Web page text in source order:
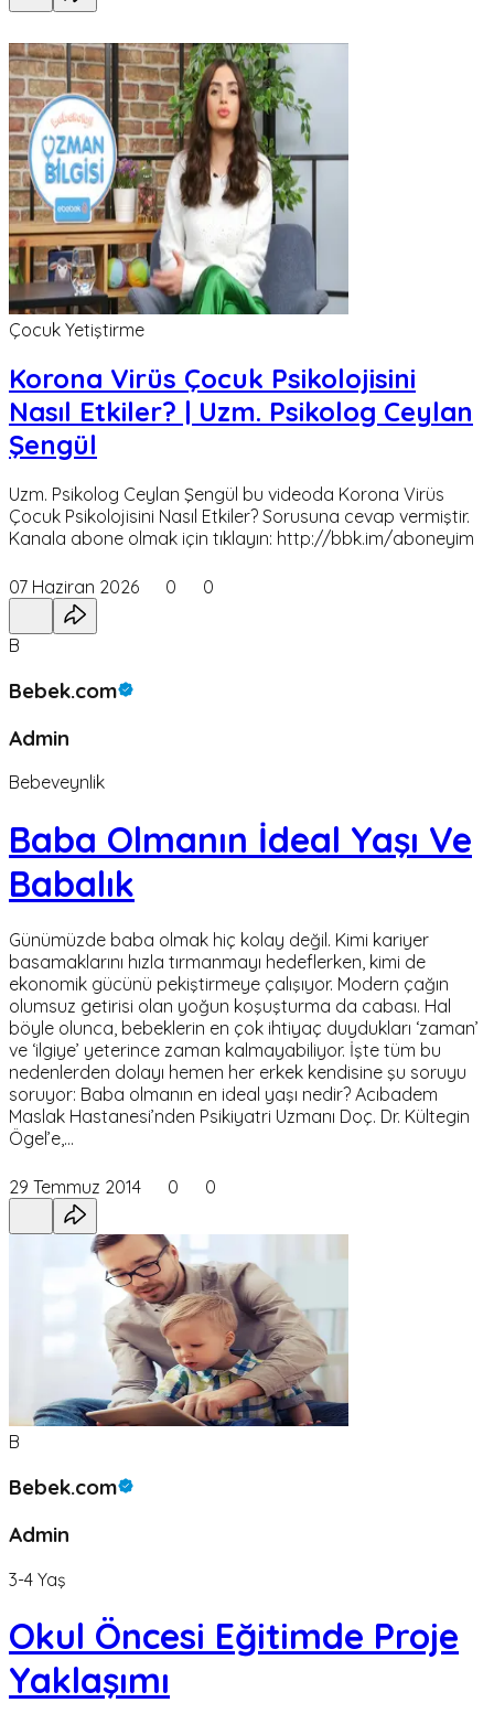
Çocuk Yetiştirme
Korona Virüs Çocuk Psikolojisini
Nasıl Etkiler? | Uzm. Psikolog Ceylan
Şengül
Uzm. Psikolog Ceylan Şengül bu videoda Korona Virüs
Çocuk Psikolojisini Nasıl Etkiler? Sorusuna cevap vermiştir.
Kanala abone olmak için tıklayın: http://bbk.im/aboneyim
07 Haziran 2026 0 0
B
Bebek.com
Admin
Bebeveynlik
Baba Olmanın İdeal Yaşı Ve
Babalık
Günümüzde baba olmak hiç kolay değil. Kimi kariyer
basamaklarını hızla tırmanmayı hedeflerken, kimi de
ekonomik gücünü pekiştirmeye çalışıyor. Modern çağın
olumsuz getirisi olan yoğun koşuşturma da cabası. Hal
böyle olunca, bebeklerin en çok ihtiyaç duydukları ‘zaman’
ve ‘ilgiye’ yeterince zaman kalmayabiliyor. İşte tüm bu
nedenlerden dolayı hemen her erkek kendisine şu soruyu
soruyor: Baba olmanın en ideal yaşı nedir? Acıbadem
Maslak Hastanesi’nden Psikiyatri Uzmanı Doç. Dr. Kültegin
Ögel’e,…
29 Temmuz 2014 0 0
B
Bebek.com
Admin
3-4 Yaş
Okul Öncesi Eğitimde Proje
Yaklaşımı